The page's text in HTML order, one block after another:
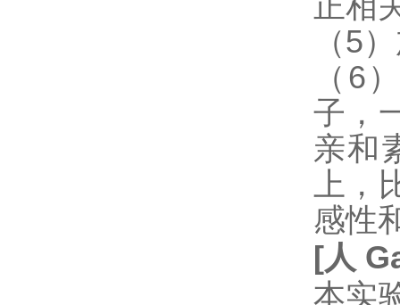
（5
（6
子，
亲和
上
感性
[人
本实